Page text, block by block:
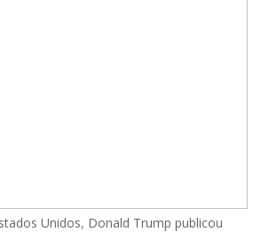
Unidos, Donald Trump publicou